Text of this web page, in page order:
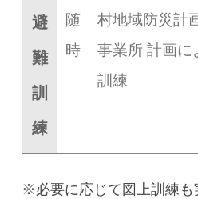
避
難
訓
練
随
時
村地域防災計
事業所 計画に
訓練
※必要に応じて図上訓練も